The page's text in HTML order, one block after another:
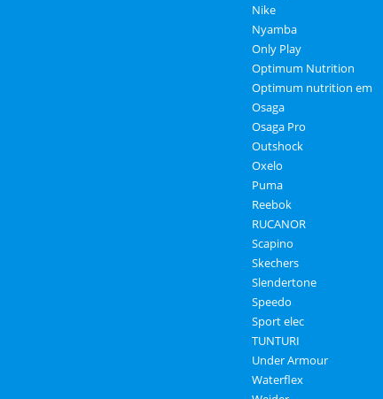
Nike
Nyamba
Only Play
Optimum Nutrition
Optimum nutrition em
Osaga
Osaga Pro
Outshock
Oxelo
Puma
Reebok
RUCANOR
Scapino
Skechers
Slendertone
Speedo
Sport elec
TUNTURI
Under Armour
Waterflex